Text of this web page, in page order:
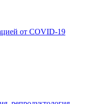
от COVID-19